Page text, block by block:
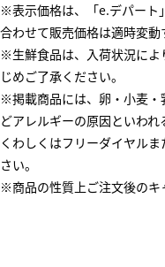
※表示価格は、「e.デパート
合わせて販売価格は適時変動
※生鮮食品は、入荷状況によ
じめご了承ください。
※掲載商品には、卵・小麦・
どアレルギーの原因といわれ
くわしくはフリーダイヤル
さい。
※商品の性質上ご注文後のキ